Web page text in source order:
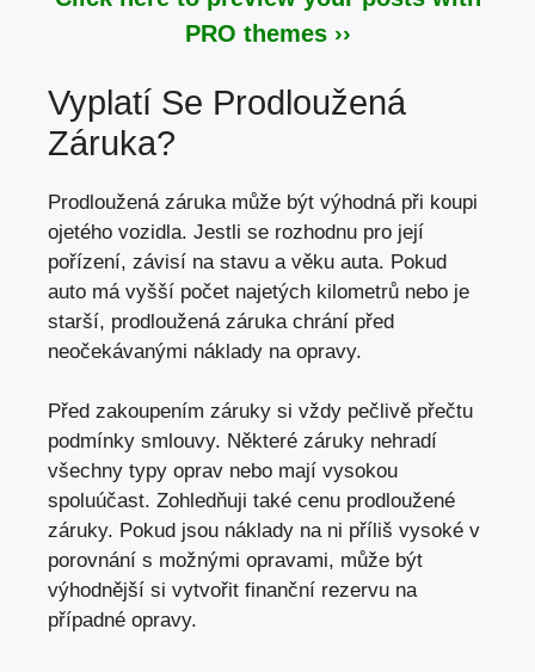
PRO themes ››
Vyplatí Se Prodloužená
Záruka?
Prodloužená záruka může být výhodná při koupi
ojetého vozidla. Jestli se rozhodnu pro její
pořízení, závisí na stavu a věku auta. Pokud
auto má vyšší počet najetých kilometrů nebo je
starší, prodloužená záruka chrání před
neočekávanými náklady na opravy.
Před zakoupením záruky si vždy pečlivě přečtu
podmínky smlouvy. Některé záruky nehradí
všechny typy oprav nebo mají vysokou
spoluúčast. Zohledňuji také cenu prodloužené
záruky. Pokud jsou náklady na ni příliš vysoké v
porovnání s možnými opravami, může být
výhodnější si vytvořit finanční rezervu na
případné opravy.